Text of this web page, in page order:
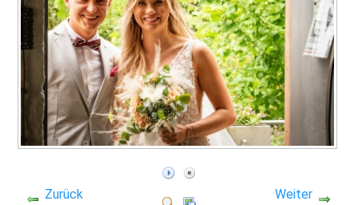
Zurück
Weiter